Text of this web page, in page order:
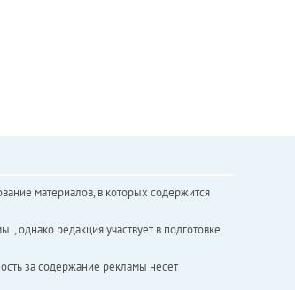
материалов, в которых содержится
однако редакция участвует в подготовке
за содержание рекламы несет